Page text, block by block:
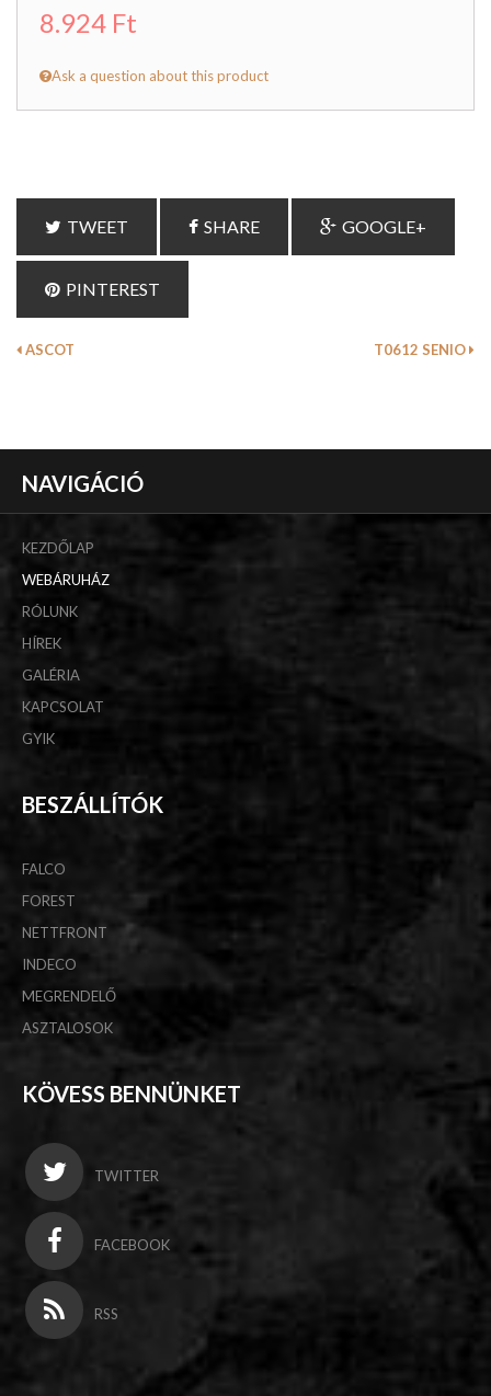
8.924 Ft
Ask a question about this product
TWEET SHARE GOOGLE+
PINTEREST
ASCOT T0612 SENIO
NAVIGÁCIÓ
KEZDŐLAP
WEBÁRUHÁZ
RÓLUNK
HÍREK
GALÉRIA
KAPCSOLAT
GYIK
BESZÁLLÍTÓK
FALCO
FOREST
NETTFRONT
INDECO
MEGRENDELŐ
ASZTALOSOK
KÖVESS BENNÜNKET
TWITTER
FACEBOOK
RSS